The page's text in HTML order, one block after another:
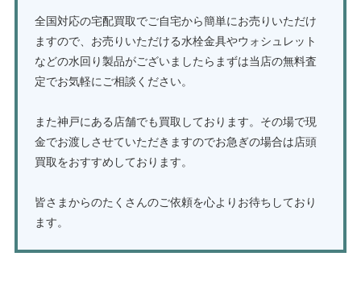
全国対応の宅配買取でご自宅から簡単にお売りいただけ
ますので、お売りいただける水栓金具やウォシュレット
などの水回り製品がございましたらまずは当店の無料査
定でお気軽にご相談ください。
また神戸にある店舗でも買取しております。その場で現
金でお渡しさせていただきますのでお急ぎの場合は店頭
買取をおすすめしております。
皆さまからのたくさんのご依頼を心よりお待ちしており
ます。